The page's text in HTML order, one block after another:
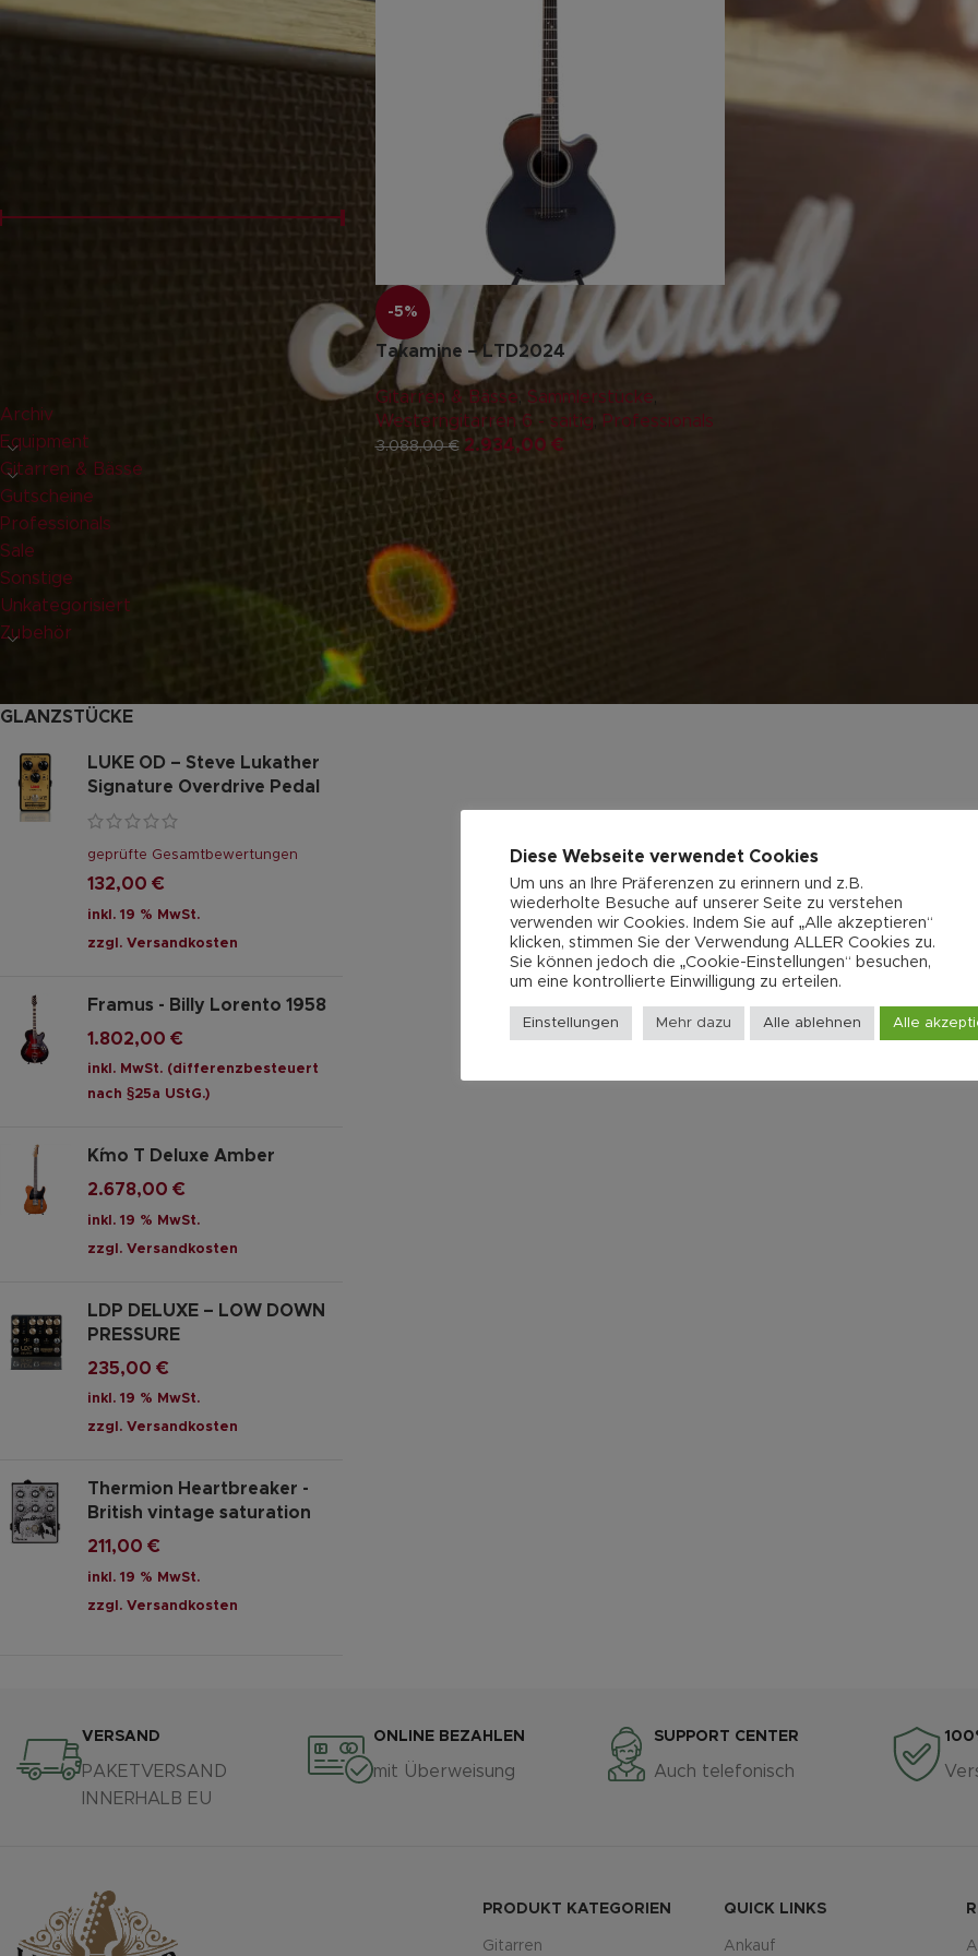
(1)
Archiv
Equipment
Gitarren & Bässe
Gutscheine
Professionals
Sale
Sonstige
Unkategorisiert
Zubehör
GLANZSTÜCKE
LUKE OD – Steve Lukather
Signature Overdrive Pedal
geprüfte Gesamtbewertungen
132,00 €
inkl. 19 % MwSt.
zzgl. Versandkosten
Framus - Billy Lorento 1958
1.802,00 €
inkl. MwSt. (differenzbesteuert
nach §25a UStG.)
K´mo T Deluxe Amber
2.678,00 €
inkl. 19 % MwSt.
zzgl. Versandkosten
LDP DELUXE – LOW DOWN
PRESSURE
235,00 €
inkl. 19 % MwSt.
zzgl. Versandkosten
Thermion Heartbreaker -
British vintage saturation
211,00 €
inkl. 19 % MwSt.
zzgl. Versandkosten
-5%
Takamine – LTD2024
Gitarren & Bässe Sammlerstücke
Westerngitarren 6 - saitig
Professionals
3.088,00€ 2.934,00 €
VERSAND
PAKETVERSAND
INNERHALB EU
ONLINE BEZAHLEN
mit Überweisung
SUPPORT CENTER
Auch telefonisch
PRODUKT KATEGORIEN
Gitarren
QUICK LINKS
Ankauf
Diese Webseite verwendet Cookies
Um uns an Ihre Präferenzen zu erinnern und z.B.
wiederholte Besuche auf unserer Seite zu verstehen
verwenden wir Cookies. Indem Sie auf „Alle akzeptieren“
klicken, stimmen Sie der Verwendung ALLER Cookies zu.
Sie können jedoch die „Cookie-Einstellungen“ besuchen,
um eine kontrollierte Einwilligung zu erteilen.
Einstellungen Mehr dazu Alle ablehnen Alle